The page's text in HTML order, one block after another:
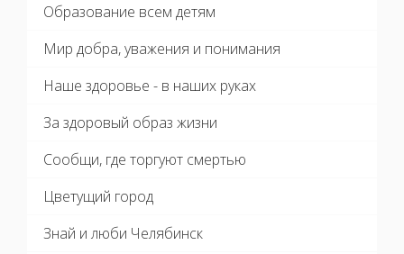
Образование всем детям
Мир добра, уважения и понимания
Наше здоровье - в наших руках
За здоровый образ жизни
Сообщи, где торгуют смертью
Цветущий город
Знай и люби Челябинск